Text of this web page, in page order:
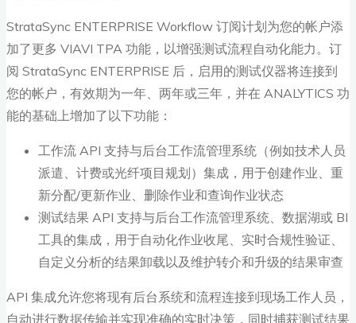
StrataSync ENTERPRISE Workflow 订阅计划为您的帐户添
加了更多 VIAVI TPA 功能，以增强测试流程自动化能力。订
阅 StrataSync ENTERPRISE 后，启用的测试仪器将连接到
您的帐户，有效期为一年、两年或三年，并在 ANALYTICS 功
能的基础上增加了以下功能：
工作流 API 支持与后台工作流管理系统（例如技术人员
派遣、计费或光纤项目规划）集成，用于创建作业、重
新分配/更新作业、删除作业和查询作业状态
测试结果 API 支持与后台工作流管理系统、数据湖或 BI
工具的集成，用于自动化作业收尾、实时合规性验证、
自定义分析的结果卸载以及维护转介和升级的结果审查
API 集成允许您将现有后台系统和流程连接到现场工作人员，
自动进行数据传输并实现准确的实时决策，同时捕获测试结果